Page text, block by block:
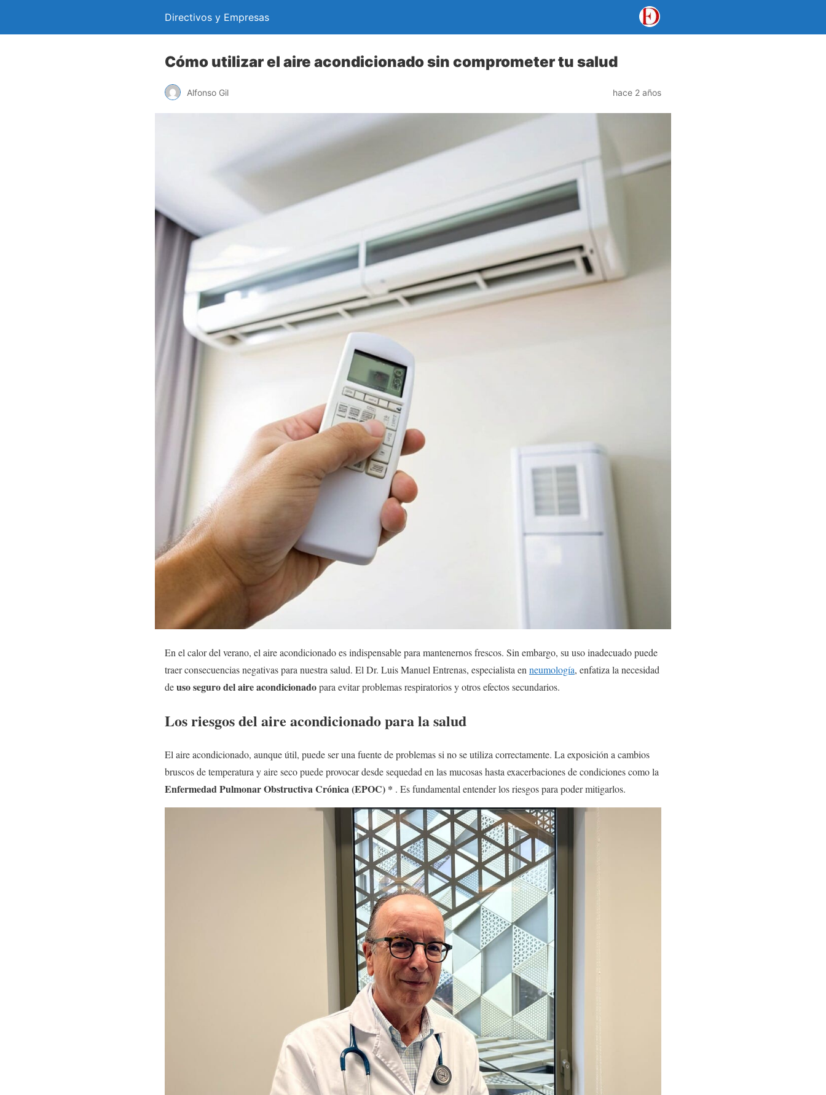
Directivos y Empresas
Cómo utilizar el aire acondicionado sin comprometer tu salud
Alfonso Gil hace 2 años
En el calor del verano, el aire acondicionado es indispensable para mantenernos frescos. Sin embargo, su uso inadecuado puede
traer consecuencias negativas para nuestra salud. El Dr. Luis Manuel Entrenas, especialista en neumología, enfatiza la necesidad
deuso seguro del aire acondicionadopara evitar problemas respiratorios y otros efectos secundarios.
Los riesgos del aire acondicionado para la salud
El aire acondicionado, aunque útil, puede ser una fuente de problemas si no se utiliza correctamente. La exposición a cambios
bruscos de temperatura y aire seco puede provocar desde sequedad en las mucosas hasta exacerbaciones de condiciones como la
Enfermedad Pulmonar Obstructiva Crónica (EPOC) * . Es fundamental entender los riesgos para poder mitigarlos.